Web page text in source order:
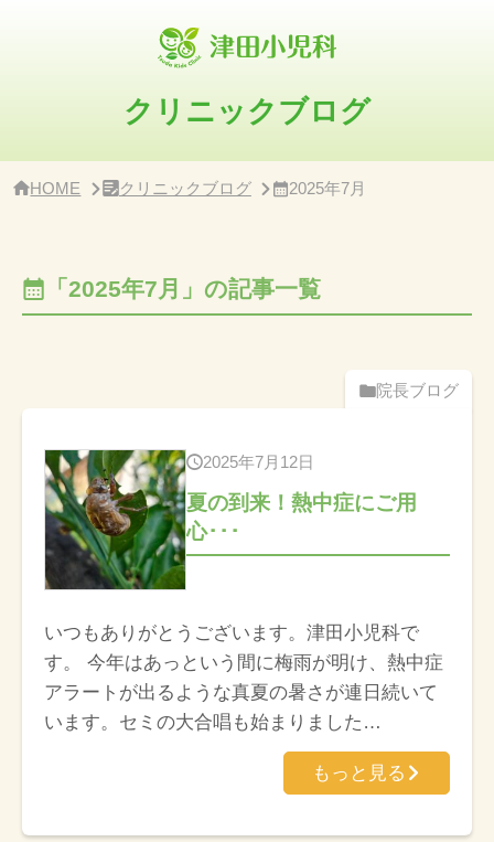
クリニックブログ
HOME クリニックブログ 2025年7月
「2025年7月」の記事一覧
院長ブログ
2025年7月12日
夏の到来！熱中症にご用
心･･･
いつもありがとうございます。津田小児科で
す。 今年はあっという間に梅雨が明け、熱中症
アラートが出るような真夏の暑さが連日続いて
います。セミの大合唱も始まりました…
もっと見る